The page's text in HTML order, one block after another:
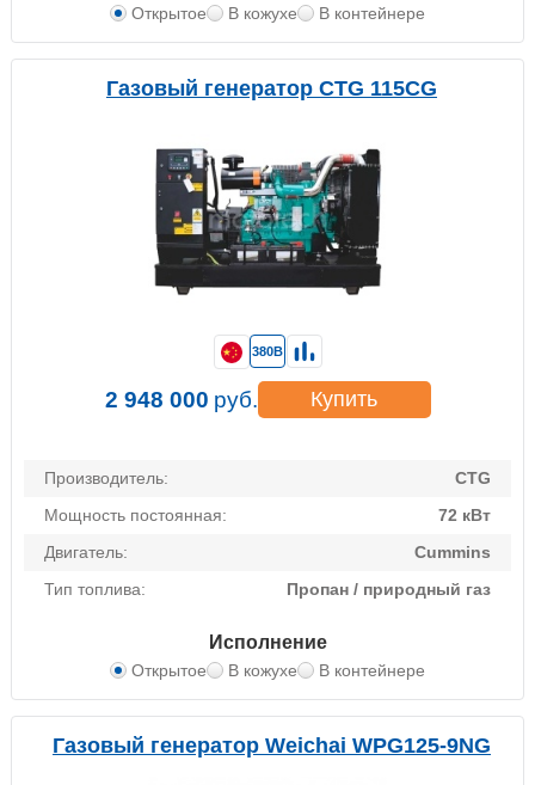
Открытое В кожухе В контейнере
Газовый генератор CTG 115CG
Производитель:
CTG
Мощность постоянная:
72 кВт
Двигатель:
Cummins
Тип топлива:
Пропан / природный газ
Исполнение
Открытое В кожухе В контейнере
380В
2 948 000 руб. Купить
Газовый генератор Weichai WPG125-9NG